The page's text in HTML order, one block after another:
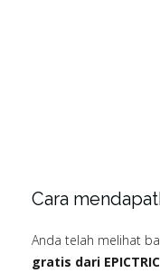
Cara
Anda telah melihat
gratis dari